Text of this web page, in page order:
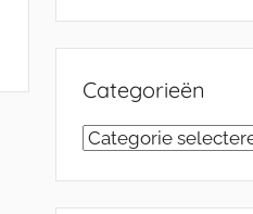
Categorieën
Categorieën